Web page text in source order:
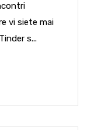
vi siete mai
s...